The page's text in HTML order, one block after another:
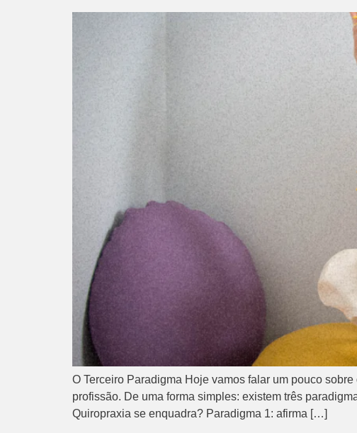
O Terceiro Paradigma Hoje vamos falar um pouco
profissão. De uma forma simples: existem três
Quiropraxia se enquadra? Paradigma 1: afirma […]